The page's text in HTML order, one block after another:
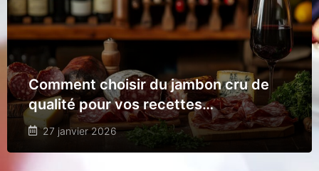
Comment choisir du jambon cru de
qualité pour vos recettes
gourmandes
27 janvier 2026